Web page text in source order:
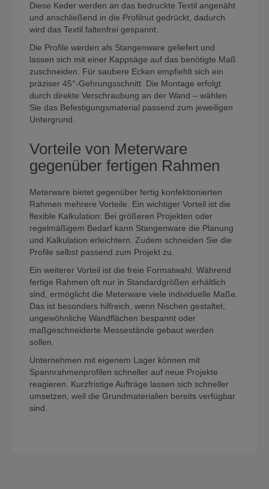
Diese Keder werden an das bedruckte Textil angenäht
und anschließend in die Profilnut gedrückt, dadurch
wird das Textil faltenfrei gespannt.
Die Profile werden als Stangenware geliefert und
lassen sich mit einer Kappsäge auf das benötigte Maß
zuschneiden. Für saubere Ecken empfiehlt sich ein
präziser 45°-Gehrungsschnitt. Die Montage erfolgt
durch direkte Verschraubung an der Wand – wählen
Sie das Befestigungsmaterial passend zum jeweiligen
Untergrund.
Vorteile von Meterware
gegenüber fertigen Rahmen
Meterware bietet gegenüber fertig konfektionierten
Rahmen mehrere Vorteile. Ein wichtiger Vorteil ist die
flexible Kalkulation: Bei größeren Projekten oder
regelmäßigem Bedarf kann Stangenware die Planung
und Kalkulation erleichtern. Zudem schneiden Sie die
Profile selbst passend zum Projekt zu.
Ein weiterer Vorteil ist die freie Formatwahl. Während
fertige Rahmen oft nur in Standardgrößen erhältlich
sind, ermöglicht die Meterware viele individuelle Maße.
Das ist besonders hilfreich, wenn Nischen gestaltet,
ungewöhnliche Wandflächen bespannt oder
maßgeschneiderte Messestände gebaut werden
sollen.
Unternehmen mit eigenem Lager können mit
Spannrahmenprofilen schneller auf neue Projekte
reagieren. Kurzfristige Aufträge lassen sich schneller
umsetzen, weil die Grundmaterialien bereits verfügbar
sind.